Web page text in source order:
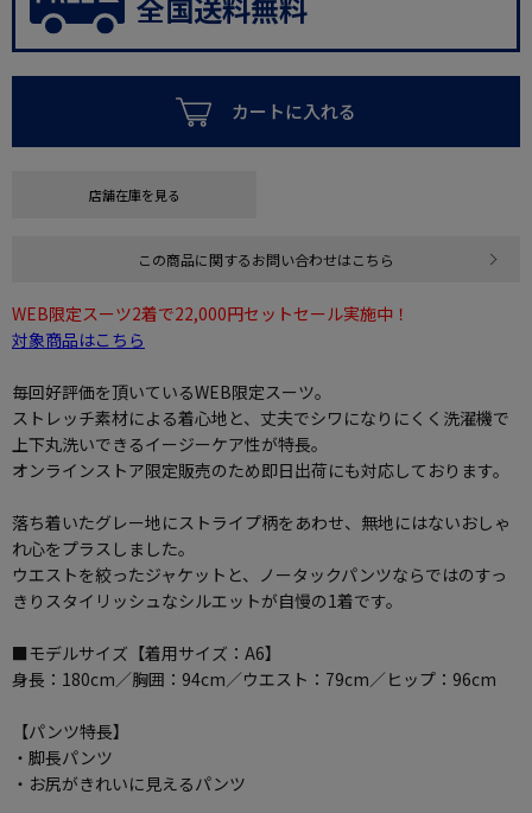
全国送料無料
カートに入れる
店舗在庫を見る
この商品に関するお問い合わせはこちら
WEB限定スーツ2着で22,000円セットセール実施中！
対象商品はこちら
毎回好評価を頂いているWEB限定スーツ。
ストレッチ素材による着心地と、丈夫でシワになりにくく洗濯機で
上下丸洗いできるイージーケア性が特長。
オンラインストア限定販売のため即日出荷にも対応しております。
落ち着いたグレー地にストライプ柄をあわせ、無地にはないおしゃ
れ心をプラスしました。
ウエストを絞ったジャケットと、ノータックパンツならではのすっ
きりスタイリッシュなシルエットが自慢の1着です。
■モデルサイズ【着用サイズ：A6】
身長：180cm／胸囲：94cm／ウエスト：79cm／ヒップ：96cm
【パンツ特長】
・脚長パンツ
・お尻がきれいに見えるパンツ